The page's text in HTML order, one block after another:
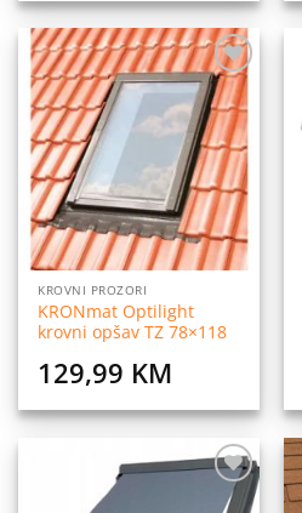
Dodaj
na
listu
želja
KROVNI PROZORI
KRONmat Optilight
krovni opšav TZ 78×118
129,99 KM
Dodaj